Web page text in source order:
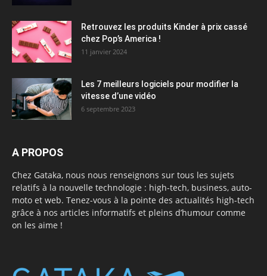
Retrouvez les produits Kinder à prix cassé
chez Pop’s America !
11 janvier 2024
Les 7 meilleurs logiciels pour modifier la
vitesse d’une vidéo
6 septembre 2023
A PROPOS
Chez Gataka, nous nous renseignons sur tous les sujets
relatifs à la nouvelle technologie : high-tech, business, auto-
moto et web. Tenez-vous à la pointe des actualités high-tech
grâce à nos articles informatifs et pleins d’humour comme
on les aime !